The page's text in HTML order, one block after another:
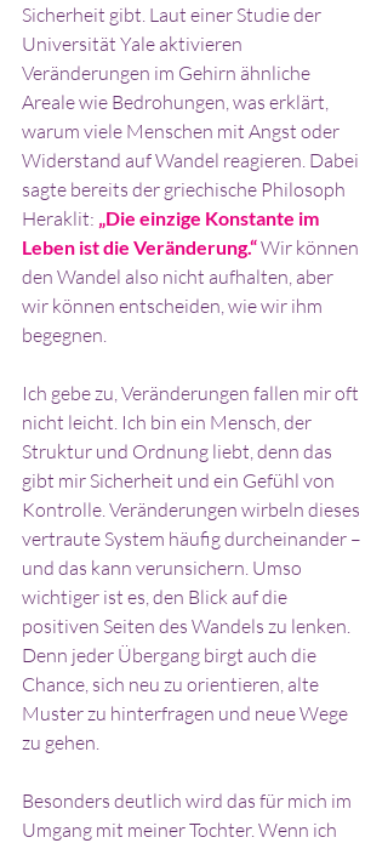
Sicherheit gibt. Laut einer Studie der
Universität Yale aktivieren
Veränderungen im Gehirn ähnliche
Areale wie Bedrohungen, was erklärt,
warum viele Menschen mit Angst oder
Widerstand auf Wandel reagieren. Dabei
sagte bereits der griechische Philosoph
Heraklit: „Die einzige Konstante im
Leben ist die Veränderung.“ Wir können
den Wandel also nicht aufhalten, aber
wir können entscheiden, wie wir ihm
begegnen.
Ich gebe zu, Veränderungen fallen mir oft
nicht leicht. Ich bin ein Mensch, der
Struktur und Ordnung liebt, denn das
gibt mir Sicherheit und ein Gefühl von
Kontrolle. Veränderungen wirbeln dieses
vertraute System häufig durcheinander –
und das kann verunsichern. Umso
wichtiger ist es, den Blick auf die
positiven Seiten des Wandels zu lenken.
Denn jeder Übergang birgt auch die
Chance, sich neu zu orientieren, alte
Muster zu hinterfragen und neue Wege
zu gehen.
Besonders deutlich wird das für mich im
Umgang mit meiner Tochter. Wenn ich